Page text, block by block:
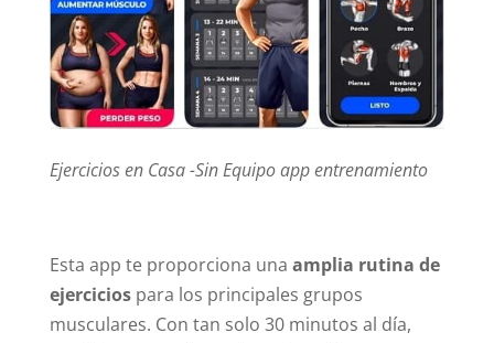
Ejercicios en Casa -Sin Equipo app entrenamiento
Esta app te proporciona una amplia rutina de
ejerciciospara los principales grupos
musculares. Con tan solo 30 minutos al día,